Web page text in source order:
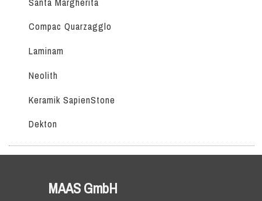
Compac Quarzagglo
Laminam
Neolith
Keramik SapienStone
Dekton
MAAS GmbH